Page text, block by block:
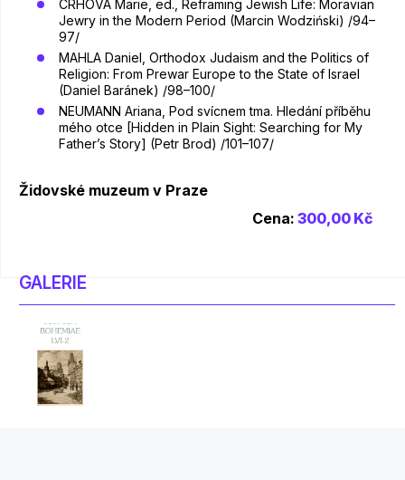
CRHOVÁ Marie, ed., Reframing Jewish Life: Moravian
Jewry in the Modern Period (Marcin Wodziński) /94–
97/
MAHLA Daniel, Orthodox Judaism and the Politics of
Religion: From Prewar Europe to the State of Israel
(Daniel Baránek) /98–100/
NEUMANN Ariana, Pod svícnem tma. Hledání příběhu
mého otce [Hidden in Plain Sight: Searching for My
Father’s Story] (Petr Brod) /101–107/
Židovské muzeum v Praze
Cena: 300,00 Kč
GALERIE